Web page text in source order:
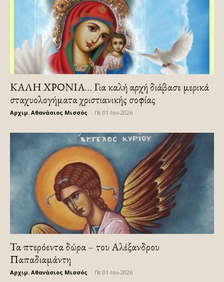
ΚΑΛΗ ΧΡΟΝΙΑ… Για καλή αρχή διάβασε μερικά
σταχυολογήματα χριστιανικής σοφίας
Αρχιμ. Αθανάσιος Μισσός Πε 01-Ιαν-2026
Τα πτερόεντα δώρα – του Αλέξανδρου
Παπαδιαμάντη
Αρχιμ. Αθανάσιος Μισσός Πε 01-Ιαν-2026